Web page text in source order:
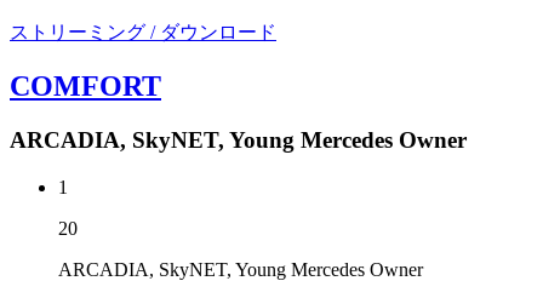
ストリーミング / ダウンロード
COMFORT
ARCADIA, SkyNET, Young Mercedes Owner
1
20
ARCADIA, SkyNET, Young Mercedes Owner